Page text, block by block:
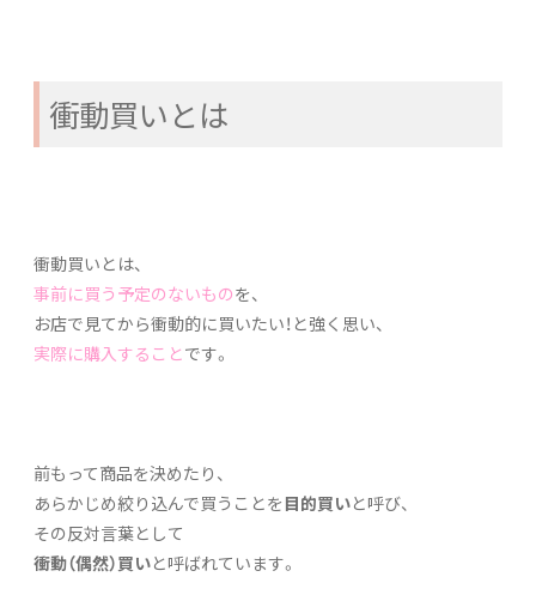
衝動買いとは
衝動買いとは、
事前に買う予定のないものを、
お店で見てから衝動的に買いたい！と強く思い、
実際に購入することです。
前もって商品を決めたり、
あらかじめ絞り込んで買うことを 目的買いと呼び、
その反対言葉として
衝動（偶然）買いと呼ばれています。